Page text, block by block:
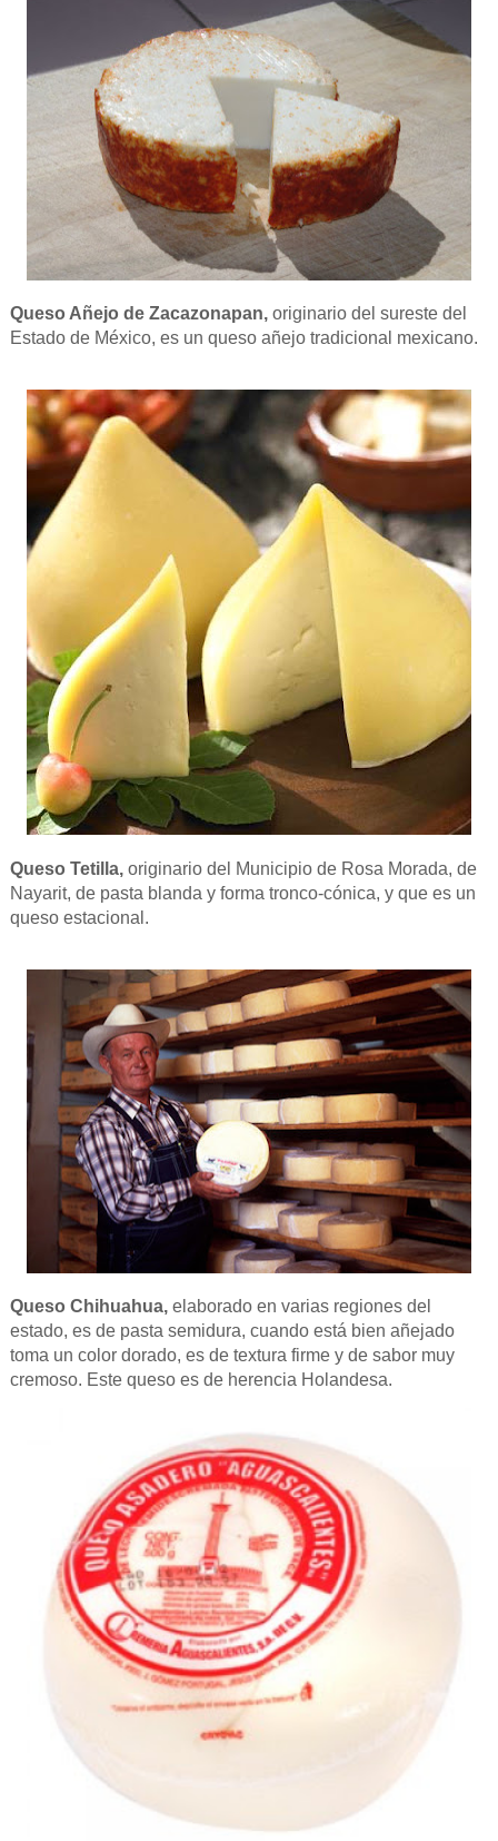
Queso Añejo de Zacazonapan, originario del sureste del
Estado de México, es un queso añejo tradicional mexicano.
Queso Tetilla,originario del Municipio de Rosa Morada, de
Nayarit, de pasta blanda y forma tronco-cónica, y que es un
queso estacional.
Queso Chihuahua,elaborado en varias regiones del
estado, es de pasta semidura, cuando está bien añejado
toma un color dorado, es de textura firme y de sabor muy
cremoso. Este queso es de herencia Holandesa.